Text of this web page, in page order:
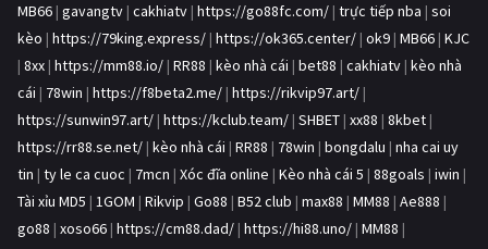
MB66 | gavangtv | cakhiatv | https://go88fc.com/ | trực tiếp nba | soi
kèo | https://79king.express/ | https://ok365.center/ | ok9 | MB66 | KJC
| 8xx | https://mm88.io/ | RR88 | kèo nhà cái | bet88 | cakhiatv | kèo nhà
cái | 78win | https://f8beta2.me/ | https://rikvip97.art/ |
https://sunwin97.art/ | https://kclub.team/ | SHBET | xx88 | 8kbet |
https://rr88.se.net/ | kèo nhà cái | RR88 | 78win | bongdalu | nha cai uy
tin | ty le ca cuoc | 7mcn | Xóc đĩa online | Kèo nhà cái 5 | 88goals | iwin |
Tài xỉu MD5 | 1GOM | Rikvip | Go88 | B52 club | max88 | MM88 | Ae888 |
go88 | xoso66 | https://cm88.dad/ | https://hi88.uno/ | MM88 |